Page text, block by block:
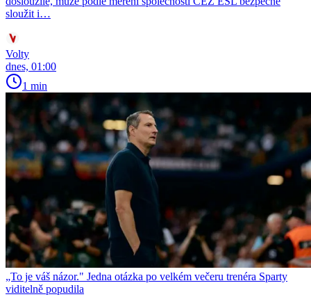
sloužit i…
Volty
dnes, 01:00
1 min
„To je váš názor." Jedna otázka po velkém večeru trenéra Sparty
viditelně popudila